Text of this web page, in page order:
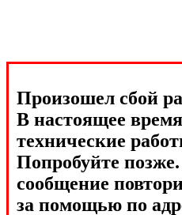
Произошел сбой
В настоящее
технические
Попробуйте
сообщение
за помощью по